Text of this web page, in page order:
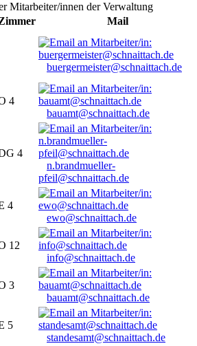
Mitarbeiter/innen der Verwaltung
Mail
buergermeister@schnaittach.de
4
bauamt@schnaittach.de
4
n.brandmueller-
pfeil@schnaittach.de
4
ewo@schnaittach.de
12
info@schnaittach.de
3
bauamt@schnaittach.de
5
standesamt@schnaittach.de